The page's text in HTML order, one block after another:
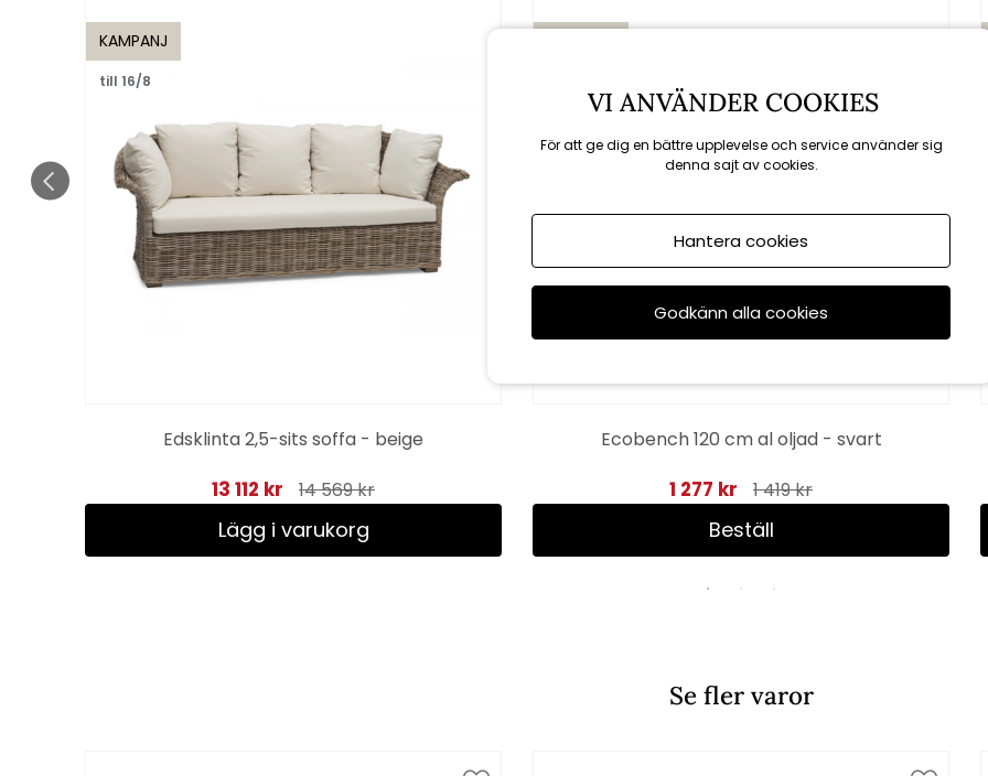
KAMPANJ
till 16/8
Edsklinta 2,5-sits soffa - beige
13 112 kr 14 569 kr
Lägg i varukorg
Ecobench 120 cm al oljad - svart
1 277 kr 1 419 kr
Beställ
Se fler varor
VI ANVÄNDER COOKIES
För att ge dig en bättre upplevelse och service använder sig
denna sajt av cookies.
Hantera cookies
Godkänn alla cookies